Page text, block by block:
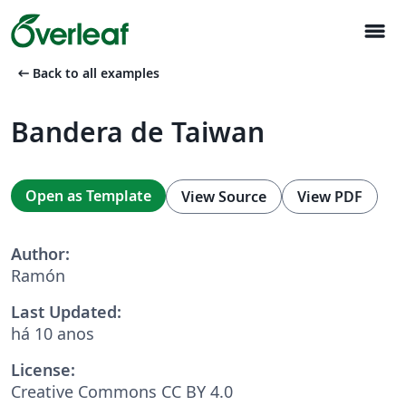
menu
arrow_left_alt Back to all examples
Bandera de Taiwan
Open as Template View Source View PDF
Author:
Ramón
Last Updated:
há 10 anos
License:
Creative Commons CC BY 4.0